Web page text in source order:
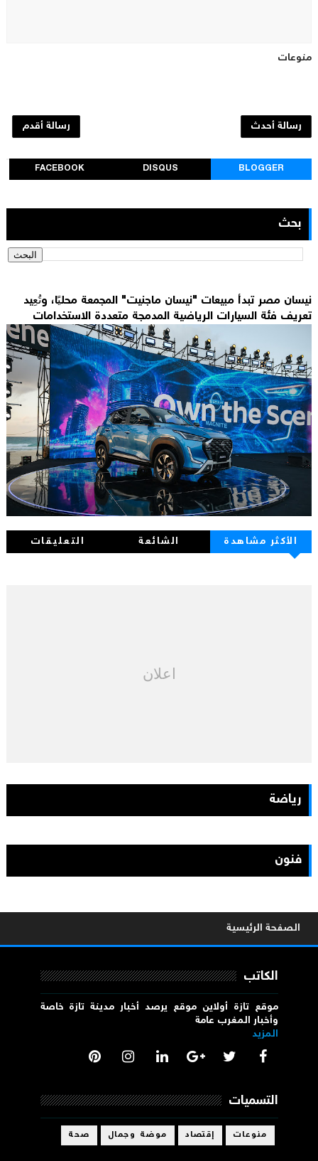
منوعات
رسالة أحدث رسالة أقدم
BLOGGER
DISQUS
FACEBOOK
بحث
نيسان مصر تبدأ مبيعات "نيسان ماجنيت" المجمعة محليًا، وتُعِيد
تعريف فئة السيارات الرياضية المدمجة متعددة الاستخدامات
الأكثر مشاهدة الشائعة التعليقات
اعلان
رياضة
فنون
الصفحة الرئيسية
الكاتب
موقع تازة أولاين موقع يرصد أخبار مدينة تازة خاصة
وأخبار المغرب عامة
المزيد
التسميات
منوعات إقتصاد موضة وجمال صحة